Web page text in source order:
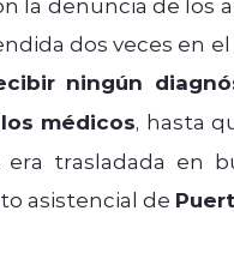
dos veces en
ningún
médicos, hasta
era trasladada en
asistencial de